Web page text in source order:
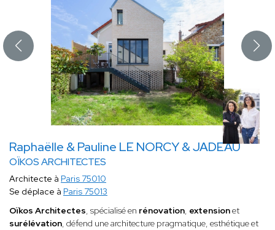
Raphaëlle & Pauline LE NORCY & JADEAU
OÏKOS ARCHITECTES
Architecte à Paris 75010
Se déplace à Paris 75013
Oïkos Architectes, spécialisé en rénovation, extensionet
surélévation, défend une architecture pragmatique, esthétique et